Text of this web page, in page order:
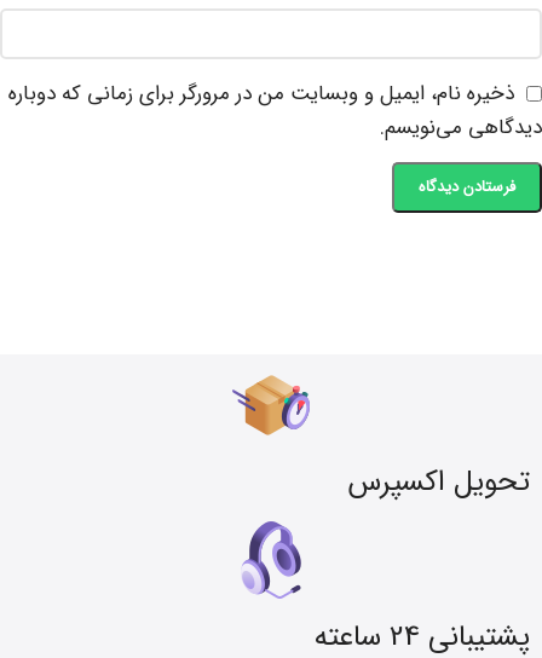
ذخیره نام، ایمیل و وبسایت من در مرورگر برای زمانی که دوباره
دیدگاهی می‌نویسم.
تحویل اکسپرس
پشتیبانی 24 ساعته